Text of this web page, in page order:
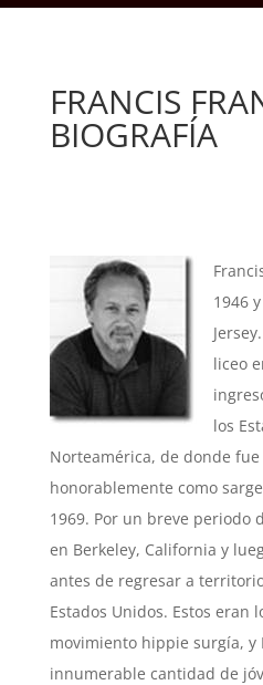
FRANCIS
BIOGRAFÍA
1946
liceo
los
Norteamérica, de donde
honorablemente como
1969. Por un breve periodo
en Berkeley, California y
antes de regresar a
Estados Unidos. Estos eran
movimiento hippie surgía, y
innumerable cantidad de